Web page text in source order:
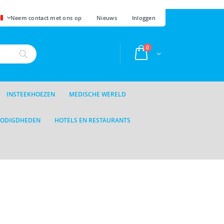
Neem contact met ons op Nieuws Inloggen
Cart
0producten
INSTEEKHOEZEN MEDISCHE WERELD
HOTELS EN RESTAURANTS